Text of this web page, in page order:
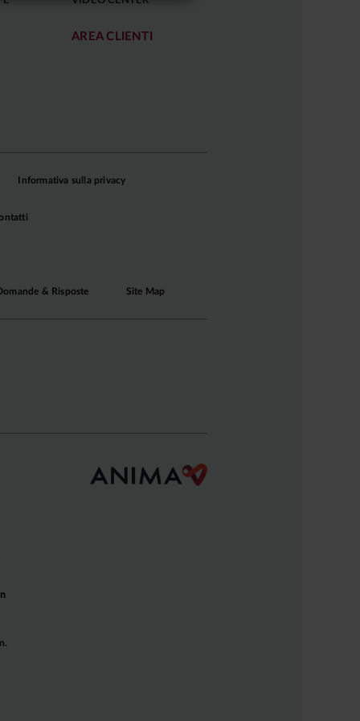
AREA CLIENTI
Informativa sulla privacy
& Risposte Site Map